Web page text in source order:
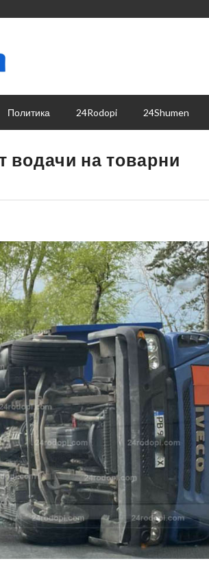
Политика 24Rodopi 24Shumen
водачи на товарни